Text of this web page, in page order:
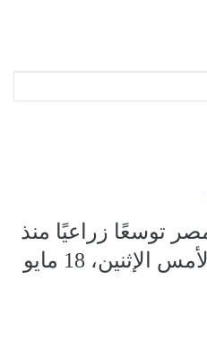
توسعًا زراعيًا منذ
عهد محمد علي إلا...الأمس الإثنين، 18 مايو